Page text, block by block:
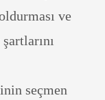
ve
seçmen